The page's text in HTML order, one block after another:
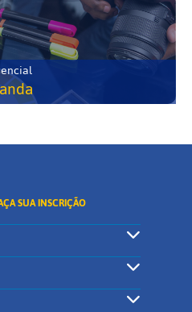
SUA INSCRIÇÃO